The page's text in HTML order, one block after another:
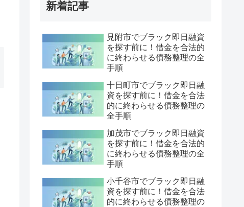
新着記事
見附市でブラック即日融資
を探す前に！借金を合法的
に終わらせる債務整理の全
手順
十日町市でブラック即日融
資を探す前に！借金を合法
的に終わらせる債務整理の
全手順
加茂市でブラック即日融資
を探す前に！借金を合法的
に終わらせる債務整理の全
手順
小千谷市でブラック即日融
資を探す前に！借金を合法
的に終わらせる債務整理の